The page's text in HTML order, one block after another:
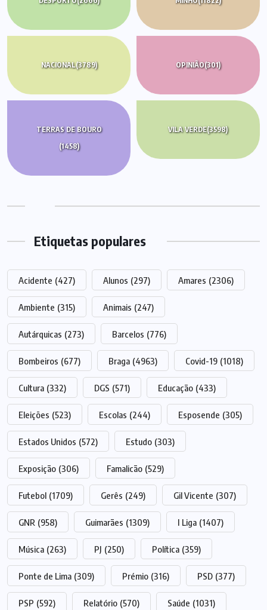
NACIONAL(3789) OPINIÃO(301)
TERRAS DE BOURO
(1458)
VILA VERDE(3598)
Etiquetas populares
Acidente (427) Alunos (297) Amares (2306)
Ambiente (315) Animais (247)
Autárquicas (273) Barcelos (776)
Bombeiros (677) Braga (4963) Covid-19 (1018)
Cultura (332) DGS (571) Educação (433)
Eleições (523) Escolas (244) Esposende (305)
Estados Unidos (572) Estudo (303)
Exposição (306) Famalicão (529)
Futebol (1709) Gerês (249) Gil Vicente (307)
GNR (958) Guimarães (1309) I Liga (1407)
Música (263) PJ (250) Política (359)
Ponte de Lima (309) Prémio (316) PSD (377)
PSP (592) Relatório (570) Saúde (1031)